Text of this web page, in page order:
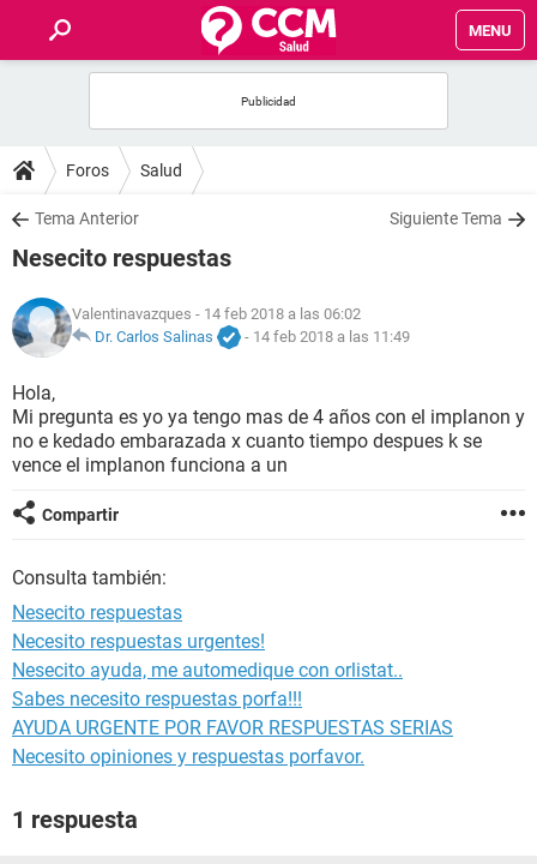
MENU
FOROS
SALUD
NUTRICIÓN
BIENESTAR
SEXUALIDAD
GLOSARIO
Foros Salud
Tema Anterior Siguiente Tema
Nesecito respuestas
Valentinavazques - 14 feb 2018 a las 06:02
Dr. Carlos Salinas
- 14 feb 2018 a las 11:49
Hola,
Mi pregunta es yo ya tengo mas de 4 años con el implanon y
no e kedado embarazada x cuanto tiempo despues k se
vence el implanon funciona a un
Compartir
Consulta también:
Nesecito respuestas
Necesito respuestas urgentes!
Nesecito ayuda, me automedique con orlistat..
Sabes necesito respuestas porfa!!!
AYUDA URGENTE POR FAVOR RESPUESTAS SERIAS
Necesito opiniones y respuestas porfavor.
1 respuesta